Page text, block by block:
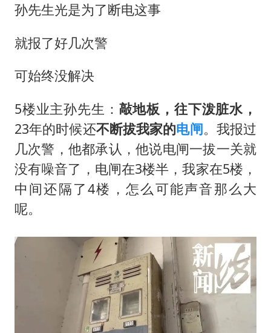
孙先生光是为了断电这事
就报了好几次警
可始终没解决
5楼业主孙先生： 敲地板，往下泼脏水，
23年的时候还不断拔我家的电闸。我报过
几次警，他都承认，他说电闸一拔一关就
没有噪音了，电闸在3楼半，我家在5楼，
中间还隔了4楼，怎么可能声音那么大
呢。